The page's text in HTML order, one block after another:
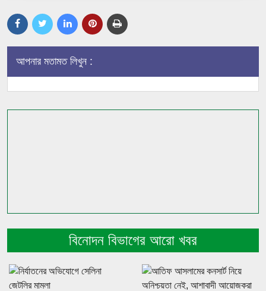
আপনার মতামত লিখুন :
বিনোদন বিভাগের আরো খবর